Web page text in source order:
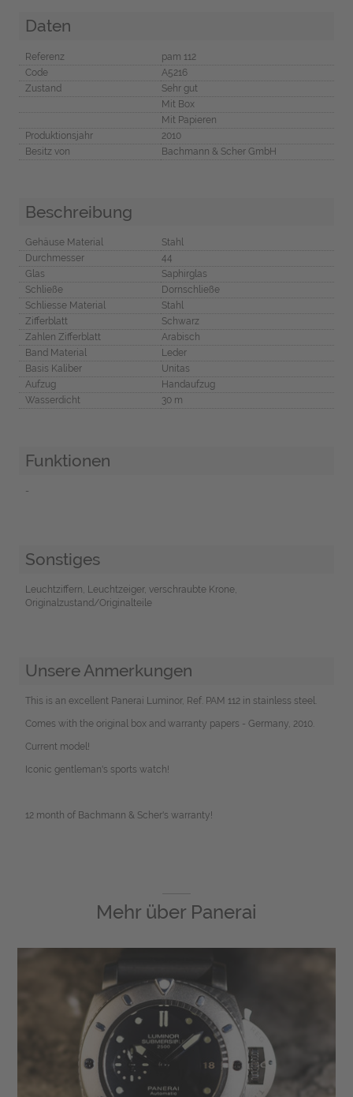
Daten
Referenz
pam 112
Code
A5216
Zustand
Sehr gut
Mit Box
Mit Papieren
Produktionsjahr
2010
Besitz von
Bachmann & Scher GmbH
Beschreibung
Gehäuse Material
Stahl
Durchmesser
44
Glas
Saphirglas
Schließe
Dornschließe
Schliesse Material
Stahl
Zifferblatt
Schwarz
Zahlen Zifferblatt
Arabisch
Band Material
Leder
Basis Kaliber
Unitas
Aufzug
Handaufzug
Wasserdicht
30 m
Funktionen
-
Sonstiges
Leuchtziffern, Leuchtzeiger, verschraubte Krone,
Originalzustand/Originalteile
Unsere Anmerkungen
This is an excellent Panerai Luminor, Ref. PAM 112 in stainless steel.
Comes with the original box and warranty papers - Germany, 2010.
Current model!
Iconic gentleman's sports watch!
12 month of Bachmann & Scher's warranty!
Mehr über Panerai